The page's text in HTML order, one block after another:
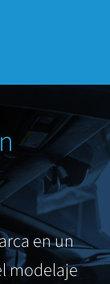
en un
modelaje